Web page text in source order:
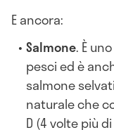
E ancora:
Salmone. È
pesci ed è
salmone
naturale che
D (4 volte più